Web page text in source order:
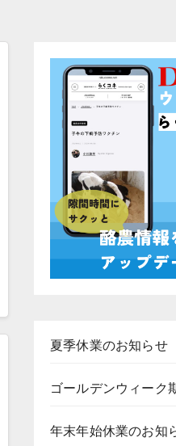
夏季休業のお知らせ
ゴールデンウィー
年末年始休業のお知